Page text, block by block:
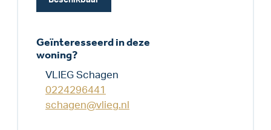
Geïnteresseerd in deze
woning?
VLIEG Schagen
0224296441
schagen@vlieg.nl